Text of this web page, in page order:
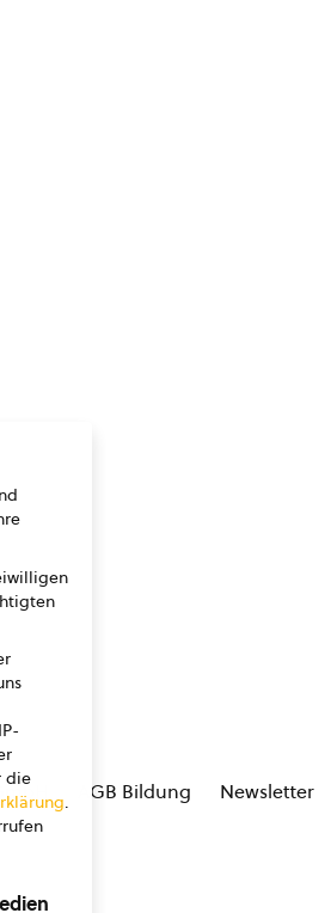
AGB Bildung Newsletter
die
.